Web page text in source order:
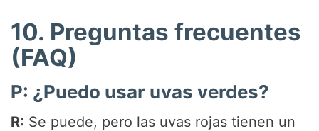
10. Preguntas frecuentes
(FAQ)
P: ¿Puedo usar uvas verdes?
R: Se puede, pero las uvas rojas tienen un